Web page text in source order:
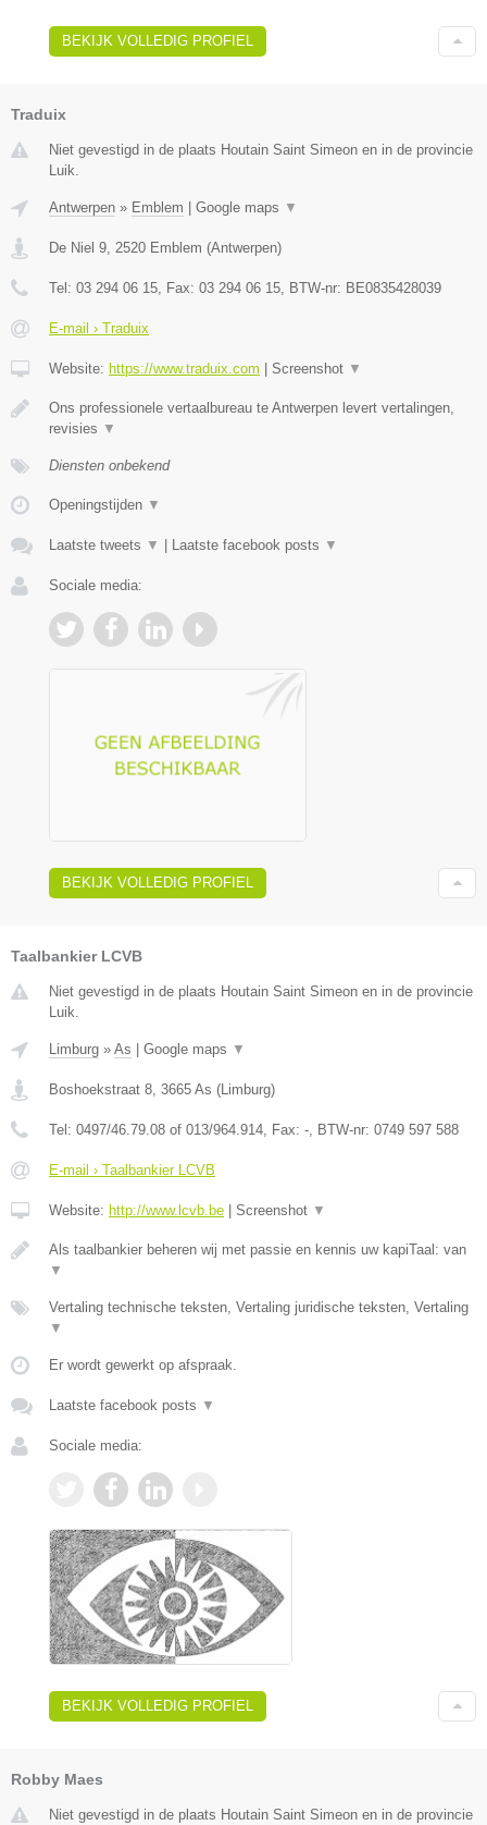
BEKIJK VOLLEDIG PROFIEL
Traduix
Niet gevestigd in de plaats Houtain Saint Simeon en in de provincie
Luik.
Antwerpen » Emblem Google maps ▼
De Niel 9 2520 Emblem (Antwerpen)
Tel: 03 294 06 15 , Fax: 03 294 06 15 , BTW-nr: BE0835428039
E-mail › Traduix
Website: https://www.traduix.com Screenshot ▼
Ons professionele vertaalbureau te Antwerpen levert vertalingen,
revisies ▼
Diensten onbekend
Openingstijden ▼
Laatste tweets ▼ Laatste facebook posts ▼
Sociale media:
BEKIJK VOLLEDIG PROFIEL
Taalbankier LCVB
Niet gevestigd in de plaats Houtain Saint Simeon en in de provincie
Luik.
Limburg » As | Google maps ▼
Boshoekstraat 8 3665 As (Limburg)
Tel: 0497/46.79.08 of 013/964.914 , Fax: - , BTW-nr: 0749 597 588
E-mail › Taalbankier LCVB
Website: http://www.lcvb.be | Screenshot ▼
Als taalbankier beheren wij met passie en kennis uw kapiTaal: van
▼
Vertaling technische teksten, Vertaling juridische teksten, Vertaling
▼
Er wordt gewerkt op afspraak.
Laatste facebook posts ▼
Sociale media:
BEKIJK VOLLEDIG PROFIEL
Robby Maes
Niet gevestigd in de plaats Houtain Saint Simeon en in de provincie